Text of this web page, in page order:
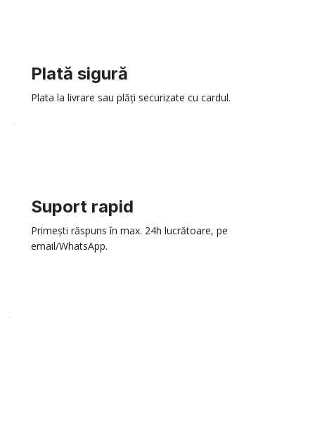
Plată sigură
Plata la livrare sau plăți securizate cu cardul.
Suport rapid
Primești răspuns în max. 24h lucrătoare, pe
email/WhatsApp.